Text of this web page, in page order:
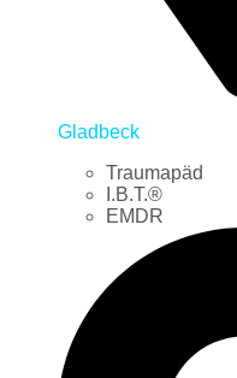
Gladbeck
Traumapäd
I.B.T.®
EMDR